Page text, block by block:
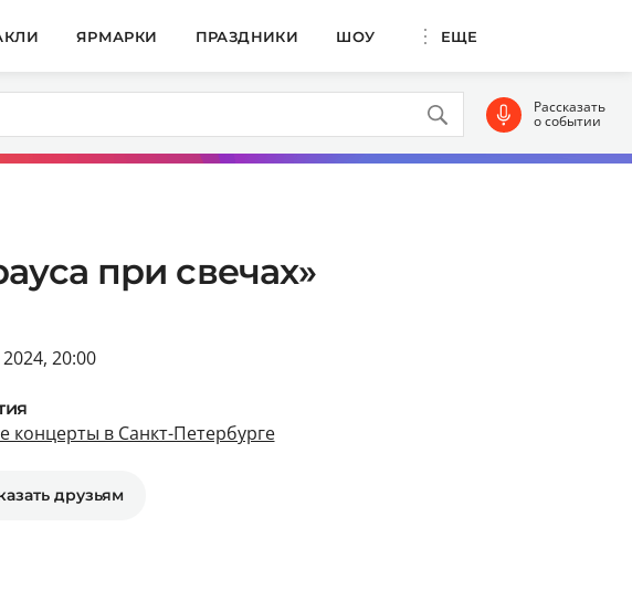
ЯРМАРКИ ПРАЗДНИКИ ШОУ ЕЩЕ
Рассказать
о событии
при свечах»
20:00
концерты в Санкт-Петербурге
друзьям